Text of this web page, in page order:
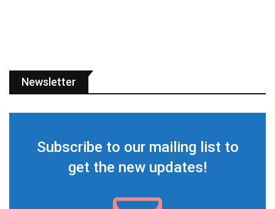
Newsletter
Subscribe to our mailing list to
get the new updates!